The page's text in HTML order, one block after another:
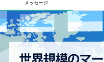
メッセージ